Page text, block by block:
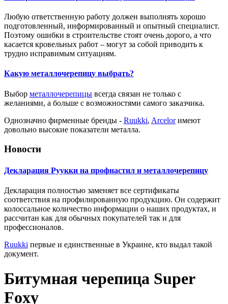
Любую ответственную работу должен выполнять хорошо
подготовленный, информированный и опытный специалист.
Поэтому ошибки в строительстве стоят очень дорого, а что
касается кровельных работ – могут за собой приводить к
трудно исправимым ситуациям.
Какую металлочерепицу выбрать?
Выбор металлочерепицы всегда связан не только с
желаниями, а больше с возможностями самого заказчика.
Однозначно фирменные бренды - Ruukki, Arcelorимеют
довольно высокие показатели металла.
Новости
Декларация Руукки на профнастил и металлочерепицу
Декларация полностью заменяет все сертификаты
соответствия на профилированную продукцию. Он содержит
колоссальное количество информации о наших продуктах, и
рассчитан как для обычных покупателей так и для
профессионалов.
Ruukki первые и единственные в Украине, кто выдал такой
документ.
Битумная черепица Super
Foxy